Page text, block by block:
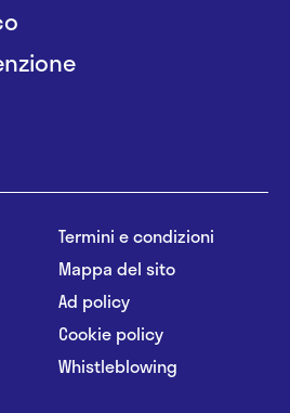
Termini e condizioni
Mappa del sito
Ad policy
Cookie policy
Whistleblowing